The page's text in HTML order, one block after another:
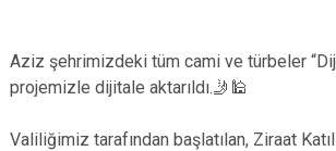
Aziz şehrimizdeki tüm cami ve türbeler
projemizle dijitale aktarıldı.🤳🕌
Valiliğimiz tarafından başlatılan, Ziraat